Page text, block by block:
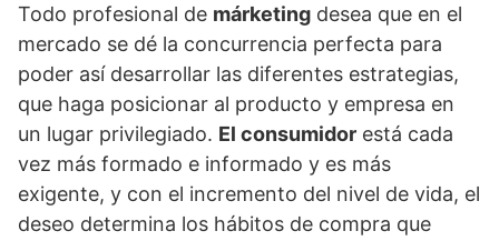
Todo profesional de márketing desea que en el
mercado se dé la concurrencia perfecta para
poder así desarrollar las diferentes estrategias,
que haga posicionar al producto y empresa en
un lugar privilegiado. El consumidor está cada
vez más formado e informado y es más
exigente, y con el incremento del nivel de vida, el
deseo determina los hábitos de compra que